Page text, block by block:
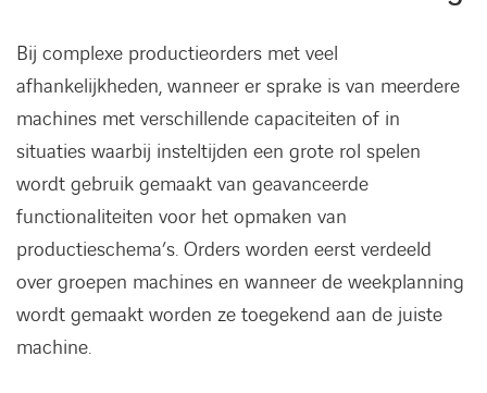
Bij complexe productieorders met veel
afhankelijkheden, wanneer er sprake is van meerdere
machines met verschillende capaciteiten of in
situaties waarbij insteltijden een grote rol spelen
wordt gebruik gemaakt van geavanceerde
functionaliteiten voor het opmaken van
productieschema’s. Orders worden eerst verdeeld
over groepen machines en wanneer de weekplanning
wordt gemaakt worden ze toegekend aan de juiste
machine.